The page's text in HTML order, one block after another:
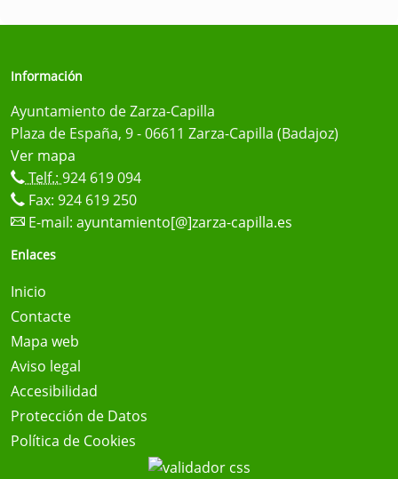
Información
Ayuntamiento de Zarza-Capilla
Plaza de España, 9 - 06611 Zarza-Capilla (Badajoz)
Ver mapa
Telf.: 924 619 094
Fax: 924 619 250
E-mail: ayuntamiento[@]zarza-capilla.es
Enlaces
Inicio
Contacte
Mapa web
Aviso legal
Accesibilidad
Protección de Datos
Política de Cookies